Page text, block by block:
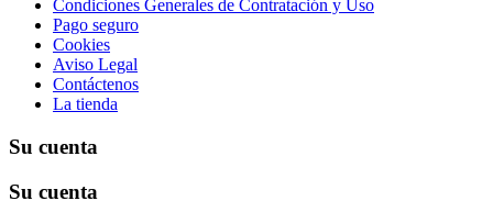
Condiciones Generales de Contratación y Uso
Pago seguro
Cookies
Aviso Legal
Contáctenos
La tienda
Su cuenta
Su cuenta